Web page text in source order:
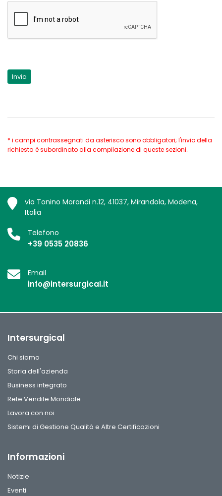
* i campi contrassegnati da asterisco sono obbligatori; l'invio della
richiesta è subordinato alla compilazione di queste sezioni.
via Tonino Morandi n.12, 41037, Mirandola, Modena,
Italia
Telefono
+39 0535 20836
Email
info@intersurgical.it
Intersurgical
Chi siamo
Storia dell'azienda
Business integrato
Rete Vendite Mondiale
Lavora con noi
Sistemi di Gestione Qualità e Altre Certificazioni
Informazioni
Notizie
Eventi